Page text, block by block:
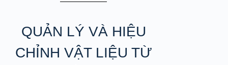
QUẢN LÝ VÀ HIỆU
CHỈNH VẬT LIỆU TỪ